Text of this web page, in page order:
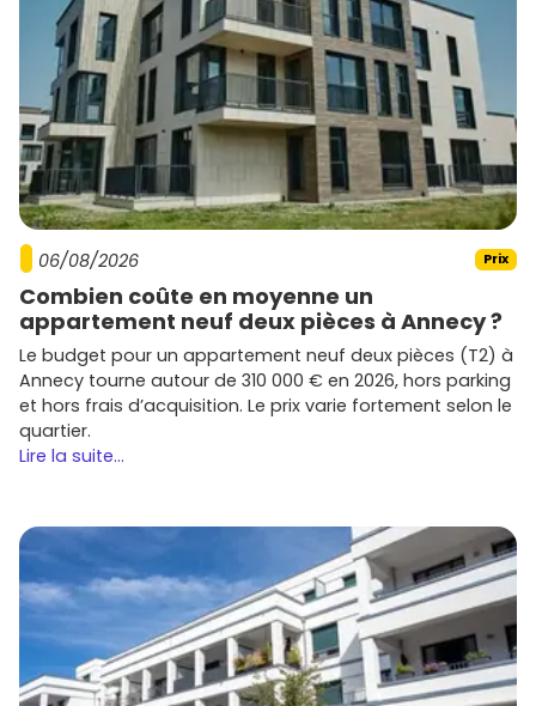
06/08/2026 Prix
Combien coûte en moyenne un
appartement neuf deux pièces à Annecy ?
Le budget pour un appartement neuf deux pièces (T2) à
Annecy tourne autour de 310 000 € en 2026, hors parking
et hors frais d’acquisition. Le prix varie fortement selon le
quartier.
Lire la suite...